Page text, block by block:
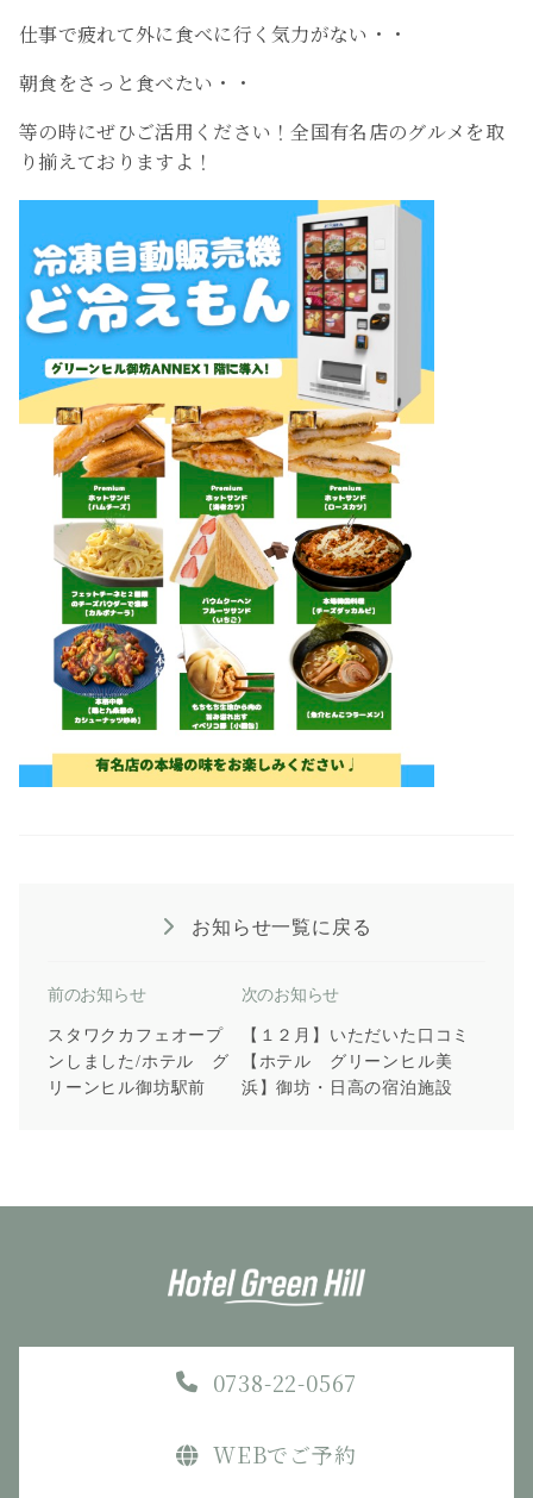
仕事で疲れて外に食べに行く気力がない・・
朝食をさっと食べたい・・
等の時にぜひご活用ください！全国有名店のグルメを取
り揃えておりますよ！
お知らせ一覧に戻る
前のお知らせ
スタワクカフェオープ
ンしました/ホテル グ
リーンヒル御坊駅前
次のお知らせ
【１２月】いただいた口コミ
【ホテル グリーンヒル美
浜】御坊・日高の宿泊施設
0738-22-0567
WEBでご予約